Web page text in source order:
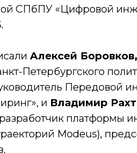
СПбПУ «Цифровой
Алексей Боровков,
Петербургского
и Владимир
платформы
Modeus),